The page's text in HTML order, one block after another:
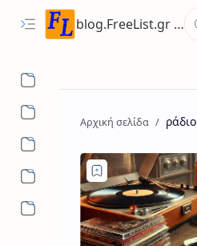
blog.FreeList.gr - Ενημερωτικό Ιστολόγιο ποικίλης ύλης για ευκαιρίες εργασίας, ακίνητων, οχήματων
ράδιο